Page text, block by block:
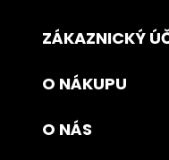
ZÁKAZNICKÝ
O NÁKUPU
O NÁS